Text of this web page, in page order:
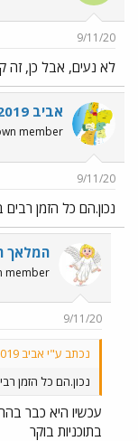
9/11/20
לא נעים, אבל כן,
אביב 2019
member
9/11/20
נכון.הם כל הזמן
המלאך
member
9/11/20
נכתב ע"י אביב 2019:
נכון.הם כל הזמן
עכשיו היא כבר
בתוכניות בוקר